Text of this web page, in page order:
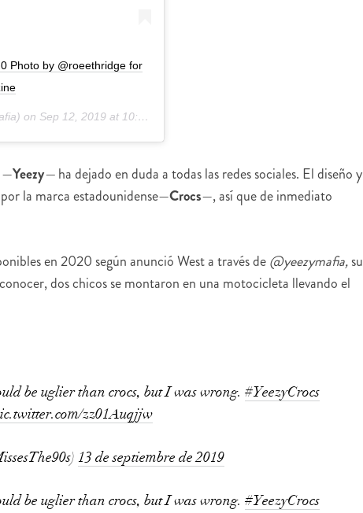
Photo by @roeethridge for
on Sep 12, 2019 at 10:25am PDT
—Yeezy—ha dejado en duda a todas las redes sociales. El diseño
la marca estadounidense—Crocs—, así que de inmediato
en 2020 según anunció West a través de@yeezymafia,su
dos chicos se montaron en una motocicleta llevando el
be uglier than crocs, but I was wrong. #YeezyCrocs
zz01Auqjjw
13 de septiembre de 2019
be uglier than crocs, but I was wrong. #YeezyCrocs